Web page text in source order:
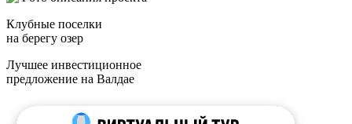
Клубные поселки
на берегу озер
Лучшее инвестиционное
предложение на Валдае